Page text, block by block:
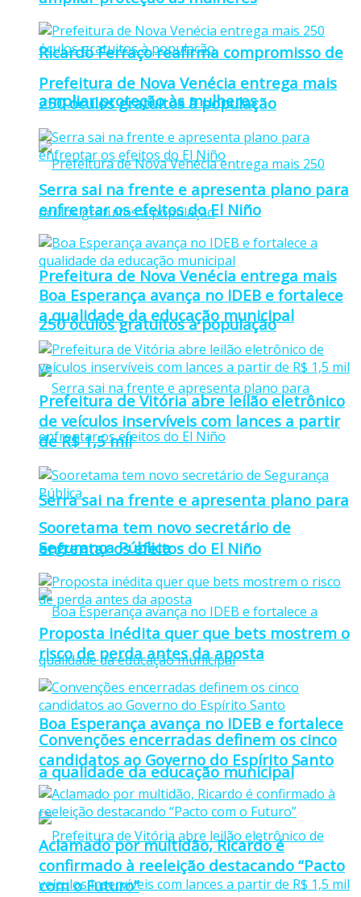
Ricardo Ferraço reafirma compromisso de
ampliar proteção às mulheres
Prefeitura de Nova Venécia entrega mais
250 óculos gratuitos à população
Serra sai na frente e apresenta plano para
enfrentar os efeitos do El Niño
Boa Esperança avança no IDEB e fortalece
a qualidade da educação municipal
Prefeitura de Nova Venécia entrega mais
250 óculos gratuitos à população
Serra sai na frente e apresenta plano para
enfrentar os efeitos do El Niño
Boa Esperança avança no IDEB e fortalece
a qualidade da educação municipal
Prefeitura de Vitória abre leilão eletrônico
de veículos inservíveis com lances a partir
de R$ 1,5 mil
Sooretama tem novo secretário de
Segurança Pública
Proposta inédita quer que bets mostrem o
risco de perda antes da aposta
Convenções encerradas definem os cinco
candidatos ao Governo do Espírito Santo
Aclamado por multidão, Ricardo é
confirmado à reeleição destacando “Pacto
com o Futuro”